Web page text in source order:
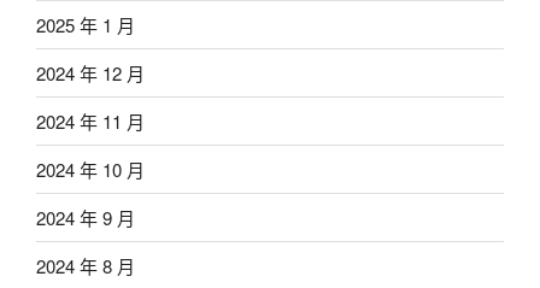
2025 年 1 月
2024 年 12 月
2024 年 11 月
2024 年 10 月
2024 年 9 月
2024 年 8 月